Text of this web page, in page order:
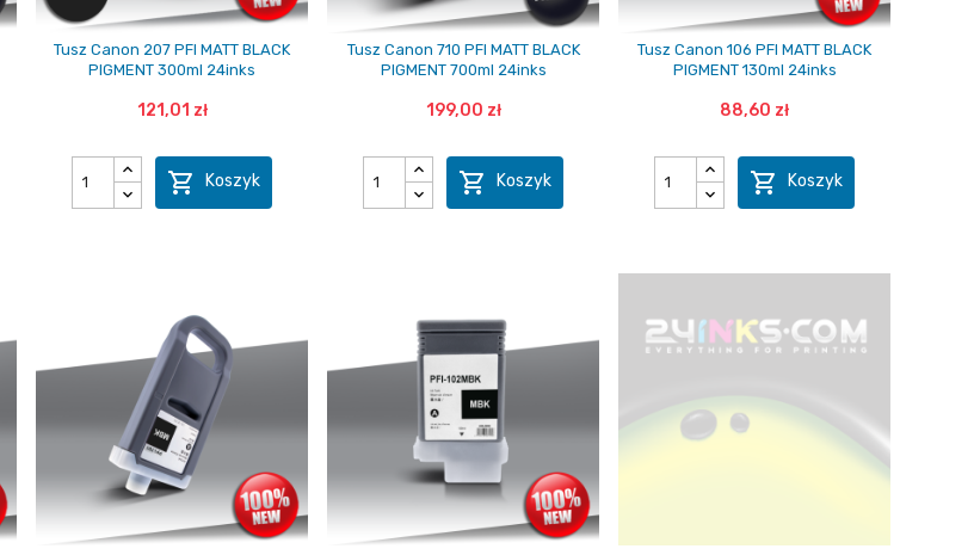
Tusz Canon 207 PFI MATT BLACK
PIGMENT 300ml 24inks
121,01 zł
 Koszyk
Tusz Canon 710 PFI MATT BLACK
PIGMENT 700ml 24inks
199,00 zł
 Koszyk
Tusz Canon 106 PFI MATT BLACK
PIGMENT 130ml 24inks
88,60 zł
 Koszyk